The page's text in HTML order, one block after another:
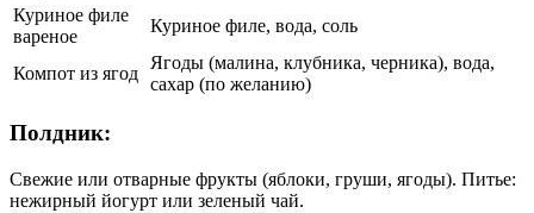
Куриное филе
вареное
Куриное филе, вода, соль
Компот из ягод
Ягоды (малина, клубника, черника), вода,
сахар (по желанию)
Полдник:
Свежие или отварные фрукты (яблоки, груши, ягоды). Питье:
нежирный йогурт или зеленый чай.